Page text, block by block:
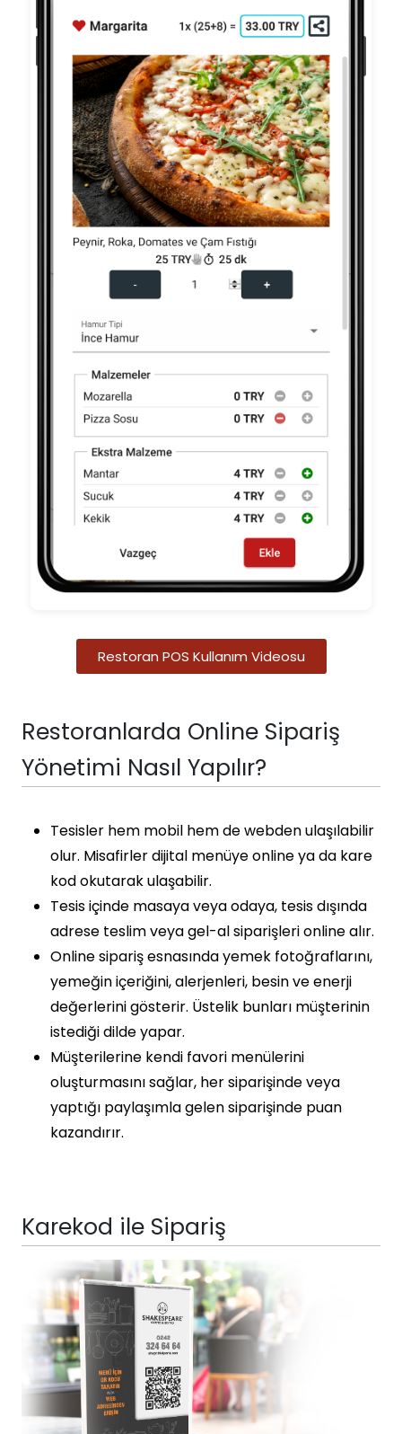
Restoran POS Kullanım Videosu
Restoranlarda Online Sipariş
Yönetimi Nasıl Yapılır?
Tesisler hem mobil hem de webden ulaşılabilir
olur. Misafirler dijital menüye online ya da kare
kod okutarak ulaşabilir.
Tesis içinde masaya veya odaya, tesis dışında
adrese teslim veya gel-al siparişleri online alır.
Online sipariş esnasında yemek fotoğraflarını,
yemeğin içeriğini, alerjenleri, besin ve enerji
değerlerini gösterir. Üstelik bunları müşterinin
istediği dilde yapar.
Müşterilerine kendi favori menülerini
oluşturmasını sağlar, her siparişinde veya
yaptığı paylaşımla gelen siparişinde puan
kazandırır.
Karekod ile Sipariş